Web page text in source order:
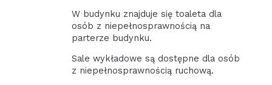
W budynku znajduje się toaleta dla
osób z niepełnosprawnością na
parterze budynku.
Sale wykładowe są dostępne dla osób
z niepełnosprawnością ruchową.